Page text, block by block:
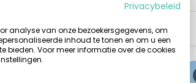
pracht aan bomen en oleanders vlak bij
Lido di Pomposa. Je loopt zó n...
details Bekijk bij Villatent »
Privacybeleid
analyse van onze bezoekersgegevens, om
inhoud te tonen en om u een
bieden. Voor meer informatie over de cookies